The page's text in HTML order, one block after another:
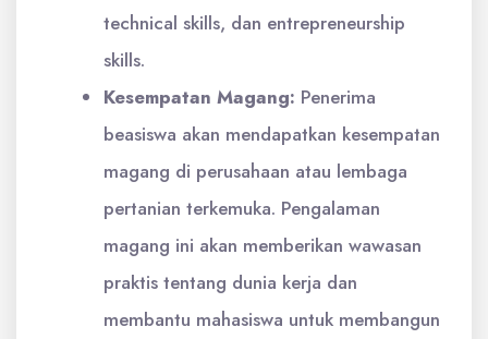
technical skills, dan entrepreneurship
skills.
Kesempatan Magang: Penerima
beasiswa akan mendapatkan kesempatan
magang di perusahaan atau lembaga
pertanian terkemuka. Pengalaman
magang ini akan memberikan wawasan
praktis tentang dunia kerja dan
membantu mahasiswa untuk membangun